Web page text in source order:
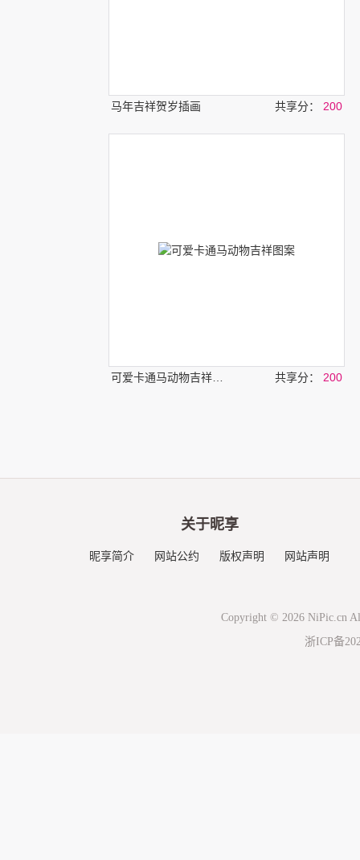
马年吉祥贺岁插画 共享分： 200
共享分： 200
关于昵享
昵享简介 网站公约 版权声明 网站声明
Copyright © 2026 NiPic.cn
浙ICP备